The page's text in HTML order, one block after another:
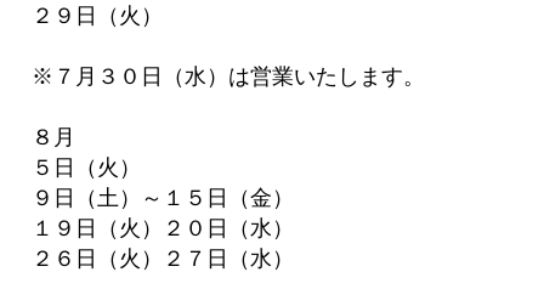
２９日（火）
※７月３０日（水）は営業いたします。
８月
５日（火）
９日（土）～１５日（金）
１９日（火）２０日（水）
２６日（火）２７日（水）